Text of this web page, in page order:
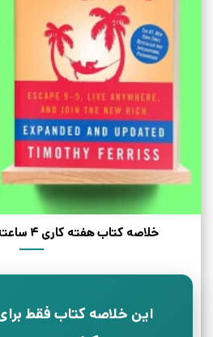
خلاصه کتاب هفته کاری 4 ساعته اثر تیموتی فریس
این خلاصه کتاب فقط